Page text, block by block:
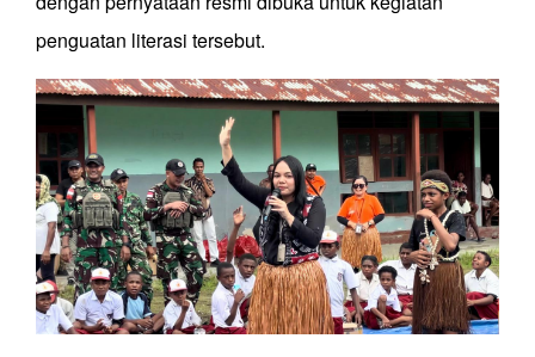
penguatan literasi tersebut.